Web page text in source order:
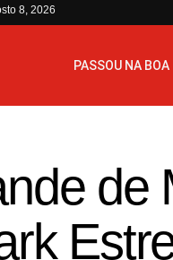
8, 2026
PASSOU NA BOA
de